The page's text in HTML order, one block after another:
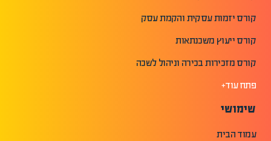
קורס יזמות עסקית והקמת עסק
קורס ייעוץ משכנתאות
קורס מזכירות בכירה וניהול לשכה
פתח עוד+
שימושי
עמוד הבית